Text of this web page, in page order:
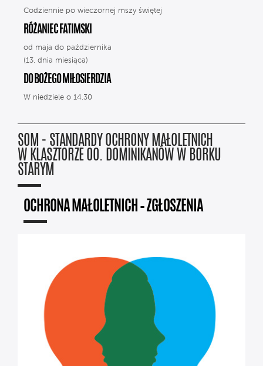
Codziennie po wieczornej mszy świętej
RÓŻANIEC FATIMSKI
od maja do października
(13. dnia miesiąca)
DO BOŻEGO MIŁOSIERDZIA
W niedziele o 14.30
SOM - STANDARDY OCHRONY MAŁOLETNICH
W KLASZTORZE OO. DOMINIKANÓW W BORKU
STARYM
OCHRONA MAŁOLETNICH – ZGŁOSZENIA